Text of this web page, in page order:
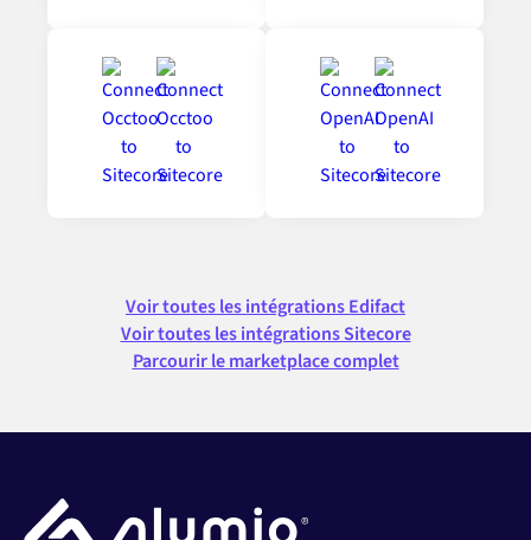
Voir toutes les intégrations Edifact
Voir toutes les intégrations Sitecore
Parcourir le marketplace complet